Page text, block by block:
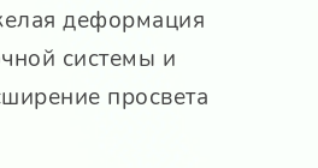
деформация
системы и
просвета